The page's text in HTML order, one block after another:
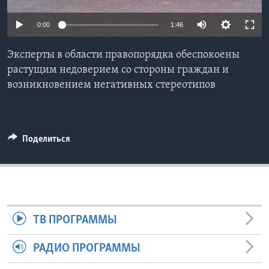
Learning English
СОЦИАЛЬНЫЕ СЕТИ
0:00 1:46
Эксперты в области правопорядка обеспокоены
растущим недоверием со стороны граждан и
возникновением негативных стереотипов
Поделиться
ТВ ПРОГРАММЫ
РАДИО ПРОГРАММЫ